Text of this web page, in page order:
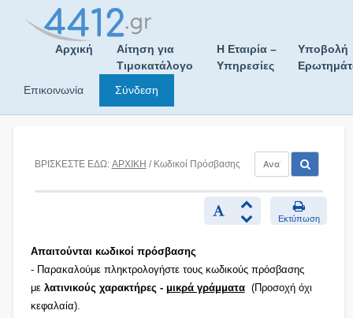
Αρχική
Αίτηση για
Τιμοκατάλογο
Η Εταιρία –
Υπηρεσίες
Υποβολή
Επικοινωνία
Σύνδεση
ΒΡΙΣΚΕΣΤΕ ΕΔΩ: ΑΡΧΙΚΗ / Κωδικοί Πρόσβασης
Εκτύπωση
Απαιτούνται κωδικοί πρόσβασης
- Παρακαλούμε πληκτρολογήστε τους κωδικούς πρόσβασης
με λατινικούς χαρακτήρες - μικρά γράμματα(Προσοχή όχι
κεφαλαία).